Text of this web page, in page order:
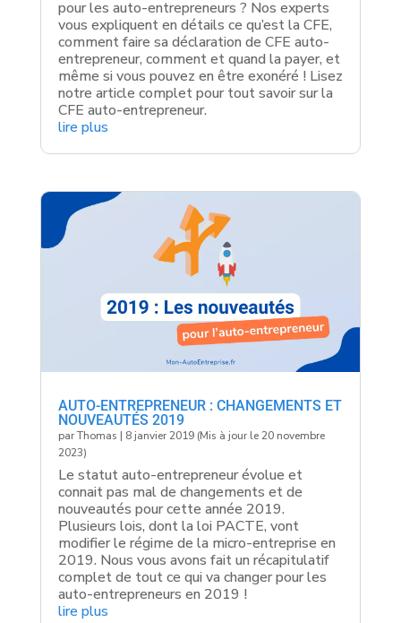
pour les auto-entrepreneurs ? Nos experts
vous expliquent en détails ce qu’est la CFE,
comment faire sa déclaration de CFE auto-
entrepreneur, comment et quand la payer, et
même si vous pouvez en être exonéré ! Lisez
notre article complet pour tout savoir sur la
CFE auto-entrepreneur.
lire plus
AUTO-ENTREPRENEUR : CHANGEMENTS ET
NOUVEAUTÉS 2019
parThomas | 8 janvier 2019 (Mis à jour le 20 novembre
2023)
Le statut auto-entrepreneur évolue et
connait pas mal de changements et de
nouveautés pour cette année 2019.
Plusieurs lois, dont la loi PACTE, vont
modifier le régime de la micro-entreprise en
2019. Nous vous avons fait un récapitulatif
complet de tout ce qui va changer pour les
auto-entrepreneurs en 2019 !
lire plus